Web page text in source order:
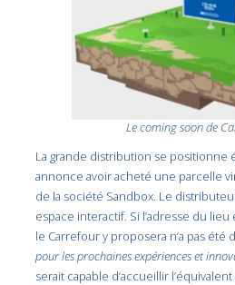
Le coming soon de
La grande distribution se positionne
annonce avoir acheté une parcelle
de la société Sandbox. Le
espace interactif. Si l’adresse du
le Carrefour y proposera n’a pas été
pour les prochaines expériences et
serait capable d’accueillir